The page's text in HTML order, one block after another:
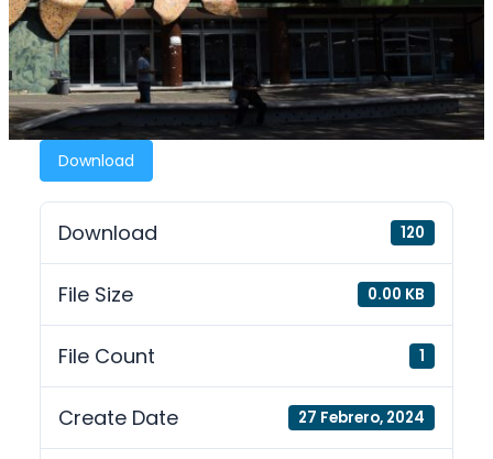
Download
Download 120
File Size 0.00 KB
File Count 1
Create Date 27 Febrero, 2024